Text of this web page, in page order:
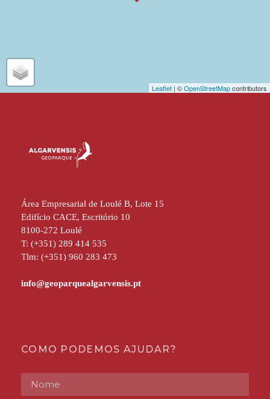
Leaflet | ©OpenStreetMapcontributors
Área Empresarial de Loulé B, Lote 15
Edifício CACE, Escritório 10
8100-272 Loulé
T: (+351) 289 414 535
Tlm: (+351) 960 283 473
COMO PODEMOS AJUDAR?